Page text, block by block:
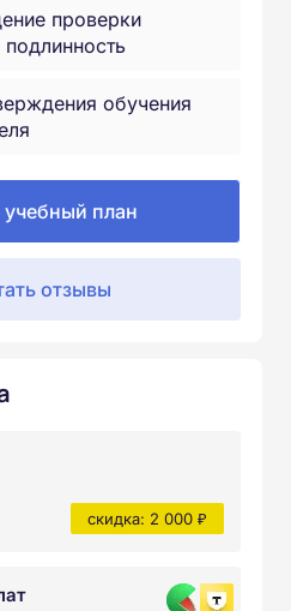
проверки
обучения
учебный план
отзывы
скидка: 2 000 ₽